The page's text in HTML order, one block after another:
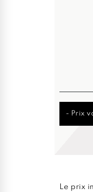
- Prix
Le prix